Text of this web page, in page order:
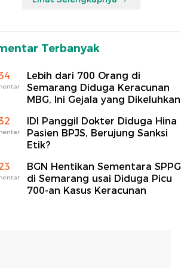
Terbanyak
Lebih dari 700 Orang di
Semarang Diduga Keracunan
MBG, Ini Gejala yang Dikeluhkan
IDI Panggil Dokter Diduga Hina
Pasien BPJS, Berujung Sanksi
Etik?
BGN Hentikan Sementara SPPG
di Semarang usai Diduga Picu
700-an Kasus Keracunan